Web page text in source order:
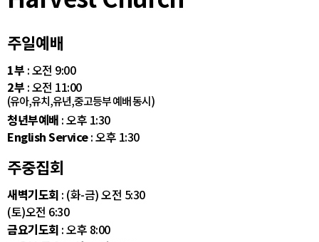
주일예배
1부 : 오전 9:00
2부 : 오전 11:00
(유아,유치,유년,중고등부 예배 동시)
청년부예배 : 오후 1:30
English Service: 오후 1:30
주중집회
새벽기도회 : (화-금) 오전 5:30
(토)오전 6:30
금요기도회 : 오후 8:00